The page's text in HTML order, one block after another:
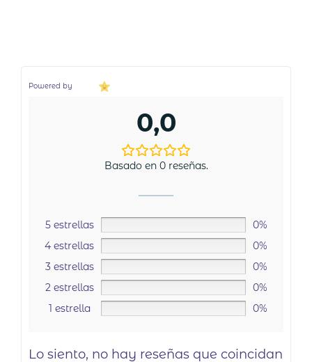
Powered by
0,0
Basado en 0 reseñas.
5 estrellas
0%
4 estrellas
0%
3 estrellas
0%
2 estrellas
0%
1 estrella
0%
Lo siento, no hay reseñas que coincidan